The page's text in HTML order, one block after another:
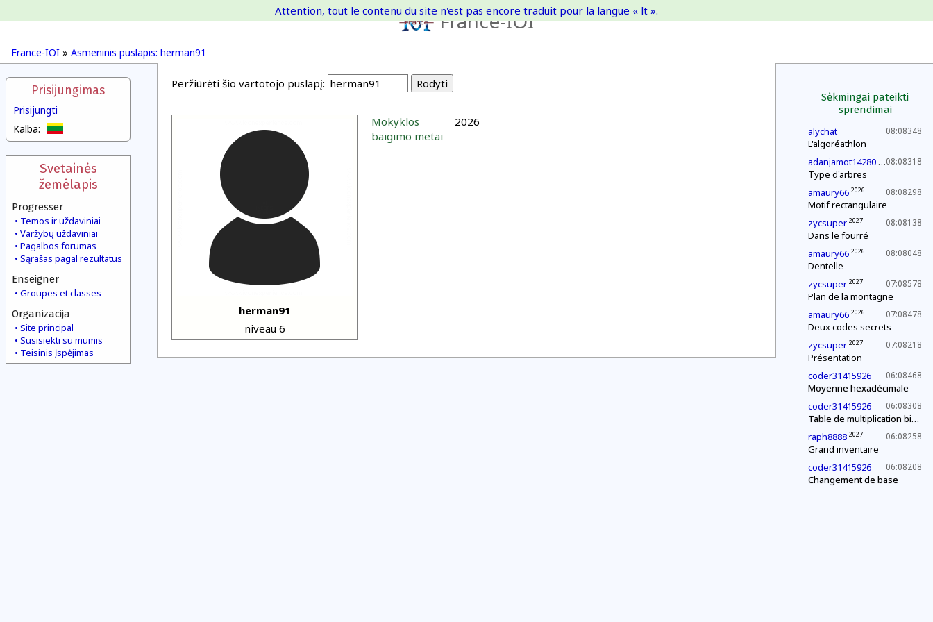
France-IOI
France-IOI » Asmeninis puslapis: herman91
Attention, tout le contenu du site n'est pas encore traduit pour la langue « lt ».
Prisijungimas
Prisijungti
Kalba:
Svetainės
žemėlapis
Progresser
Temos ir uždaviniai
Varžybų uždaviniai
Pagalbos forumas
Sąrašas pagal rezultatus
Enseigner
Groupes et classes
Organizacija
Site principal
Susisiekti su mumis
Teisinis įspėjimas
Sėkmingai pateikti
sprendimai
08:08348
alychat
L'algoréathlon
08:08318
adanjamot14280 2029
Type d'arbres
08:08298
amaury66 2026
Motif rectangulaire
08:08138
zycsuper 2027
Dans le fourré
08:08048
amaury66 2026
Dentelle
07:08578
zycsuper 2027
Plan de la montagne
07:08478
amaury66 2026
Deux codes secrets
07:08218
zycsuper 2027
Présentation
06:08468
coder31415926
Moyenne hexadécimale
06:08308
coder31415926
Table de multiplication binaire
06:08258
raph8888 2027
Grand inventaire
06:08208
coder31415926
Changement de base
Peržiūrėti šio vartotojo puslapį:
herman91
niveau 6
Mokyklos
baigimo metai
2026